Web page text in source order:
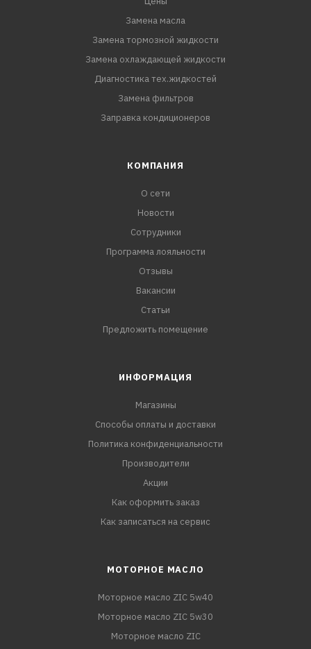
Замена масла
Замена тормозной жидкости
Замена охлаждающей жидкости
Диагностика тех.жидкостей
Замена фильтров
Заправка кондиционеров
КОМПАНИЯ
О сети
Новости
Сотрудники
Программа лояльности
Отзывы
Вакансии
Статьи
Предложить помещение
ИНФОРМАЦИЯ
Магазины
Способы оплаты и доставки
Политика конфиденциальности
Производители
Акции
Как оформить заказ
Как записаться на сервис
МОТОРНОЕ МАСЛО
Моторное масло ZIC 5w40
Моторное масло ZIC 5w30
Моторное масло ZIC